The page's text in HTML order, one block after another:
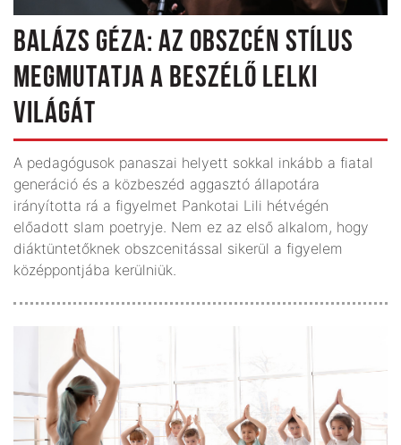
BALÁZS GÉZA: AZ OBSZCÉN STÍLUS
MEGMUTATJA A BESZÉLŐ LELKI
VILÁGÁT
A pedagógusok panaszai helyett sokkal inkább a fiatal
generáció és a közbeszéd aggasztó állapotára
irányította rá a figyelmet Pankotai Lili hétvégén
előadott slam poetryje. Nem ez az első alkalom, hogy
diáktüntetőknek obszcenitással sikerül a figyelem
középpontjába kerülniük.